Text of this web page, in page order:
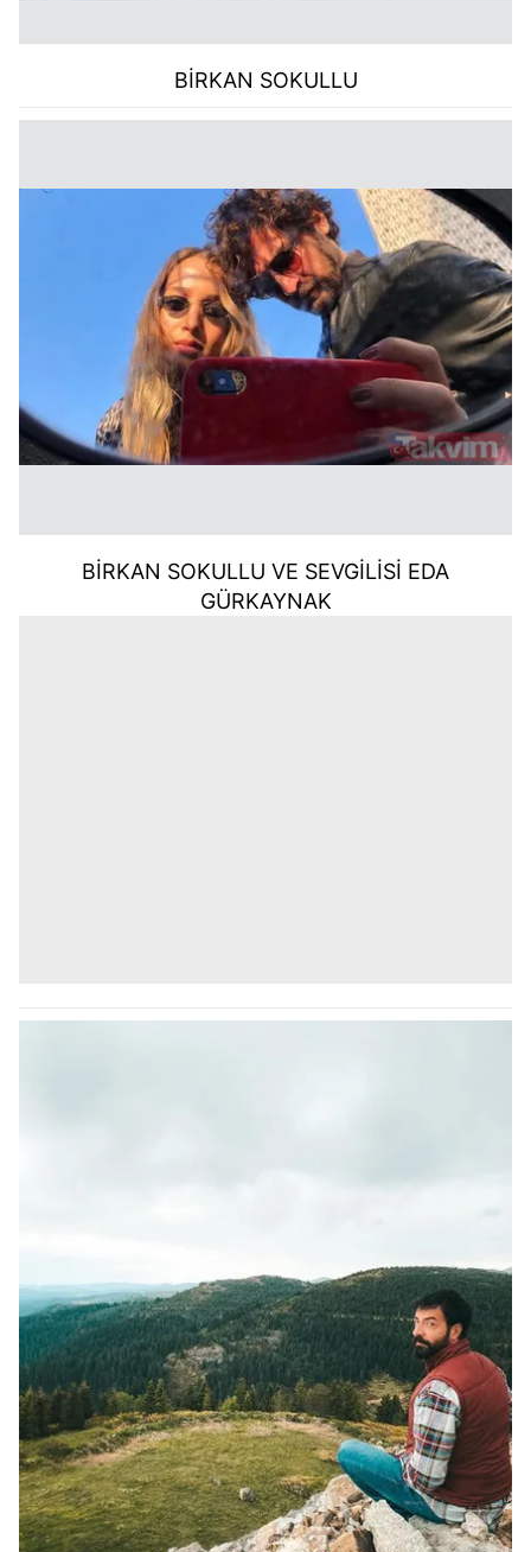
BİRKAN SOKULLU
BİRKAN SOKULLU VE SEVGİLİSİ EDA
GÜRKAYNAK